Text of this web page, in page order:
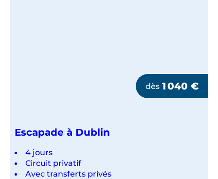
dès 1 040 €
Escapade à Dublin
4 jours
Circuit privatif
Avec transferts privés